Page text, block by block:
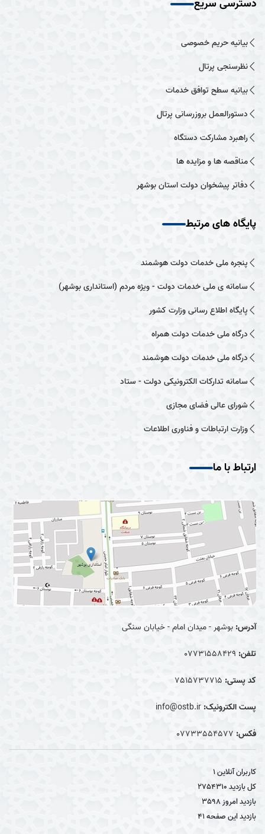
دسترسی سریع
بیانیه حریم خصوصی
نظرسنجی پرتال
بیانیه سطح توافق خدمات
دستورالعمل بروزرسانی پرتال
راهبرد مشارکت دستگاه
مناقصه ها و مزایده ها
دفاتر پیشخوان دولت استان بوشهر
پایگاه های مرتبط
پنجره ملی خدمات دولت هوشمند
سامانه ی ملی خدمات دولت - ویژه مردم (استانداری بوشهر)
پایگاه اطلاع رسانی وزارت کشور
درگاه ملی خدمات دولت همراه
درگاه ملی خدمات دولت هوشمند
سامانه تدارکات الکترونیکی دولت - ستاد
شورای عالی فضای مجازی
وزارت ارتباطات و فناوری اطلاعات
ارتباط با ما
آدرس: بوشهر - میدان امام - خیابان سنگی
تلفن: 07731558429
کد پستی: 7515737715
پست الکترونیک: info@ostb.ir
فکس: 07733554577
کاربران آنلاین1
کل بازدید2754310
بازدید امروز3598
بازدید این صفحه41